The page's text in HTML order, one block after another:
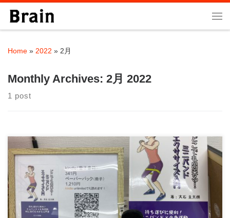
Skip to content
Home » 2022 » 2月
Monthly Archives: 2月 2022
1 post
大石トレーナーお勧めの商品を紹介します！ １．どこでもでき
る！: ミニバンドエクササイズ […]